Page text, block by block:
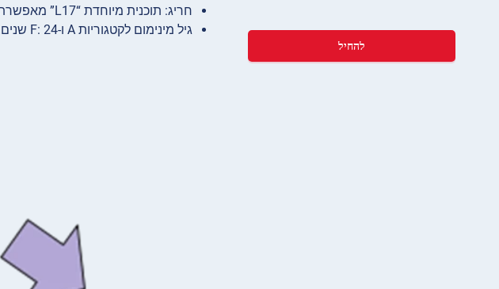
להחיל
חריג: תוכנית מיוחדת “L17” מאפשרת קבלת רישיון בגיל 17.
גיל מינימום לקטגוריות A ו-F: 24 שנים.